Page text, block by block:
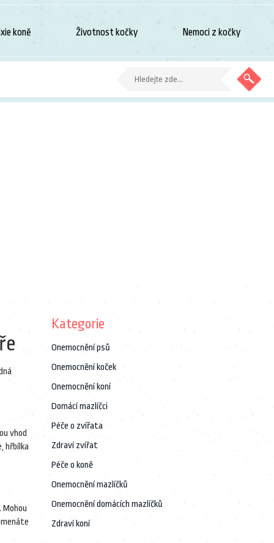
koně Životnost kočky Nemoci z kočky
vhod
hřbílka
Mohou
Kategorie
Onemocnění psů
Onemocnění koček
Onemocnění koní
Domácí mazlíčci
Péče o zvířata
Zdraví zvířat
Péče o koně
Onemocnění mazlíčků
Onemocnění domácích mazlíčků
Zdraví koní